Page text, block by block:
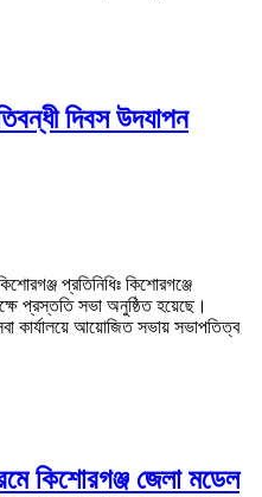
দিবস উদযাপন
প্রতিনিধিঃ কিশোরগঞ্জে
প্রস্ততি সভা অনুষ্ঠিত হয়েছে।
কার্যালয়ে আয়োজিত সভায় সভাপতিত্ব
কিশোরগঞ্জ জেলা মডেল